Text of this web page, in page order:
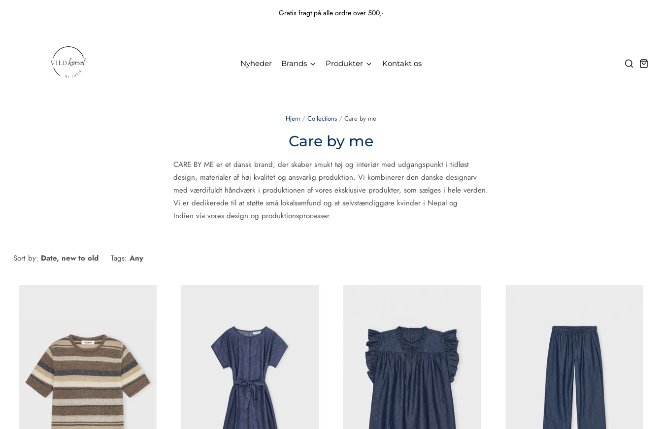
Gratis fragt på alle ordre over 500,-
Nyheder Brands Produkter Kontakt os
Hjem / Collections / Care by me
Care by me
CARE BY ME er et dansk brand, der skaber smukt tøj og interiør med udgangspunkt i tidløst
design, materialer af høj kvalitet og ansvarlig produktion. Vi kombinerer den danske designarv
med værdifuldt håndværk i produktionen af vores eksklusive produkter, som sælges i hele verden.
Vi er dedikerede til at støtte små lokalsamfund og at selvstændiggøre kvinder i Nepal og
Indien via vores design og produktionsprocesser.
Sort by: Date, new to old Tags: Any
VILD KØRVEL
Care by me-Melanie t-shirt
2.200,00 kr
VILD KØRVEL
Care by me-Joy tunic
1.400,00 kr
VILD KØRVEL
Care by me-Joy basic top
800,00 kr
VILD KØRVEL
Care by me-Joy casual pants
1.000,00 kr